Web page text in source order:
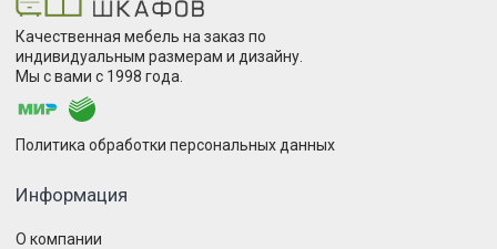
Качественная мебель на заказ по
индивидуальным размерам и дизайну.
Мы с вами с 1998 года.
Политика обработки персональных данных
Информация
О компании